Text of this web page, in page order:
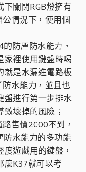
關閉RGB燈擁有
情況下，使用個
防塵防水能力，
家裡使用鍵盤時喝
就是水漏進電路板
水能力，並且也
盤進行第一步排水
壞掉的風險；
售價2000不到，
防水能力的多功能
遊戲用的鍵盤，
麼K37就可以考